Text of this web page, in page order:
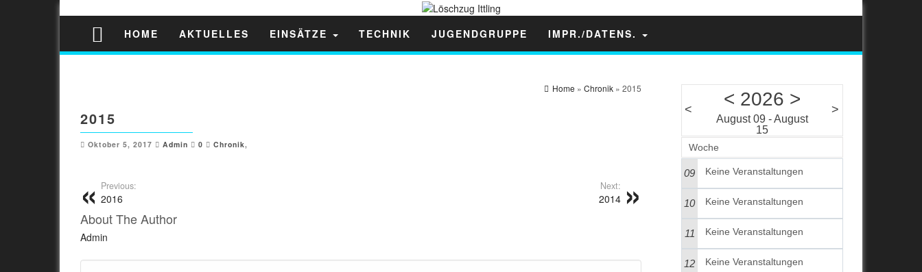
HOME AKTUELLES EINSÄTZE TECHNIK JUGENDGRUPPE IMPR./DATENS.
Home » Chronik» 2015
2015
Oktober 5, 2017 Admin 0 Chronik,
Previous:
2016
Next:
2014
About The Author
Admin
< < 2026 >
August 09 - August
15
>
Woche
09 Keine Veranstaltungen
10 Keine Veranstaltungen
11 Keine Veranstaltungen
12 Keine Veranstaltungen